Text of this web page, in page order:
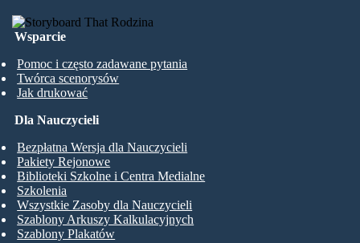
Wsparcie
Pomoc i często zadawane pytania
Twórca scenorysów
Jak drukować
Dla Nauczycieli
Bezpłatna Wersja dla Nauczycieli
Pakiety Rejonowe
Biblioteki Szkolne i Centra Medialne
Szkolenia
Wszystkie Zasoby dla Nauczycieli
Szablony Arkuszy Kalkulacyjnych
Szablony Plakatów